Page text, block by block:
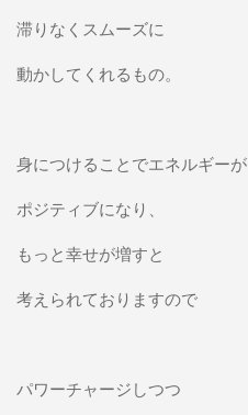
滞りなくスムーズに
動かしてくれるもの。
身につけることでエネルギーが
ポジティブになり、
もっと幸せが増すと
考えられておりますので
パワーチャージしつつ